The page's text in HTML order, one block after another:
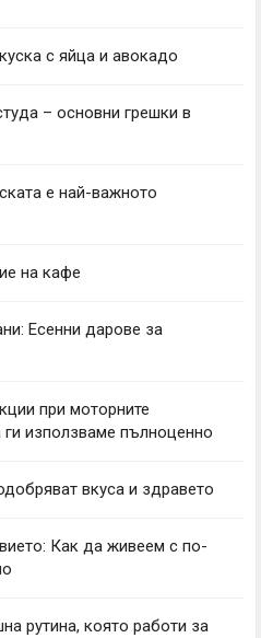
с яйца и авокадо
– основни грешки в
е най-важното
на кафе
Есенни дарове за
при моторните
използваме пълноценно
вкуса и здравето
Как да живеем с по-
рутина, която работи за